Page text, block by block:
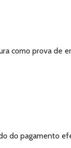
como prova de
do pagamento